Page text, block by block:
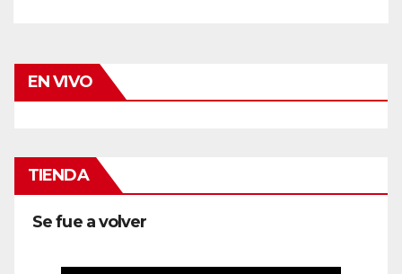
EN VIVO
TIENDA
Se fue a volver